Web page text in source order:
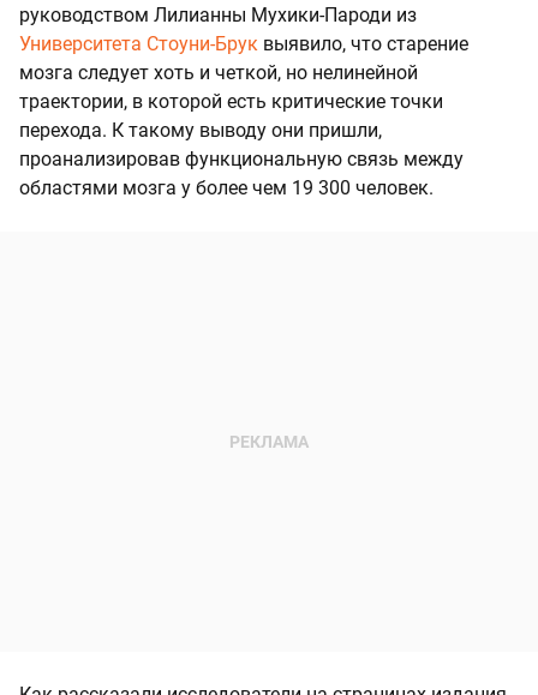
руководством Лилианны Мухики-Пароди из
Университета Стоуни-Брук выявило, что старение
мозга следует хоть и четкой, но нелинейной
траектории, в которой есть критические точки
перехода. К такому выводу они пришли,
проанализировав функциональную связь между
областями мозга у более чем 19 300 человек.